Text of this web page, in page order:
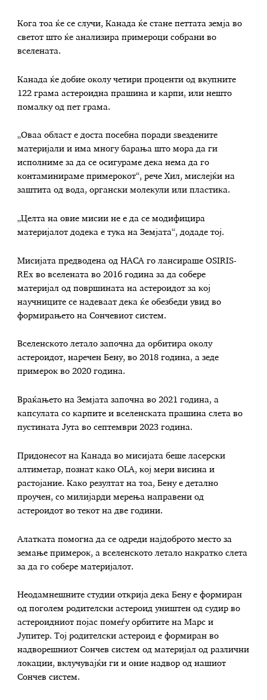
Кога тоа ќе се случи, Канада ќе стане петтата земја во
светот што ќе анализира примероци собрани во
вселената.
Канада ќе добие околу четири проценти од вкупните
122 грама астероидна прашина и карпи, или нешто
помалку од пет грама.
„Оваа област е доста посебна поради ѕвездените
материјали и има многу барања што мора да ги
исполниме за да се осигураме дека нема да го
контаминираме примерокот“, рече Хил, мислејќи на
заштита од вода, органски молекули или пластика.
„Целта на овие мисии не е да се модифицира
материјалот додека е тука на Земјата“, додаде тој.
Мисијата предводена од НАСА го лансираше OSIRIS-
REx во вселената во 2016 година за да собере
материјал од површината на астероидот за кој
научниците се надеваат дека ќе обезбеди увид во
формирањето на Сончевиот систем.
Вселенското летало започна да орбитира околу
астероидот, наречен Бену, во 2018 година, а зеде
примерок во 2020 година.
Враќањето на Земјата започна во 2021 година, а
капсулата со карпите и вселенската прашина слета во
пустината Јута во септември 2023 година.
Придонесот на Канада во мисијата беше ласерски
алтиметар, познат како OLA, кој мери висина и
растојание. Како резултат на тоа, Бену е детално
проучен, со милијарди мерења направени од
астероидот во текот на две години.
Алатката помогна да се одреди најдоброто место за
земање примерок, а вселенското летало накратко слета
за да го собере материјалот.
Неодамнешните студии открија дека Бену е формиран
од поголем родителски астероид уништен од судир во
астероидниот појас помеѓу орбитите на Марс и
Јупитер. Тој родителски астероид е формиран во
надворешниот Сончев систем од материјал од различни
локации, вклучувајќи ги и оние надвор од нашиот
Сончев систем.